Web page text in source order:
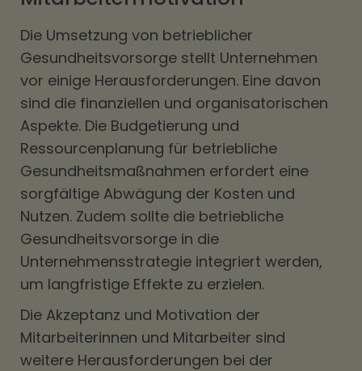
Die Umsetzung von betrieblicher
Gesundheitsvorsorge stellt Unternehmen
vor einige Herausforderungen. Eine davon
sind die finanziellen und organisatorischen
Aspekte. Die Budgetierung und
Ressourcenplanung für betriebliche
Gesundheitsmaßnahmen erfordert eine
sorgfältige Abwägung der Kosten und
Nutzen. Zudem sollte die betriebliche
Gesundheitsvorsorge in die
Unternehmensstrategie integriert werden,
um langfristige Effekte zu erzielen.
Die Akzeptanz und Motivation der
Mitarbeiterinnen und Mitarbeiter sind
weitere Herausforderungen bei der